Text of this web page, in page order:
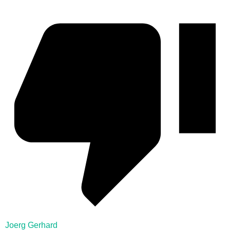
Joerg Gerhard